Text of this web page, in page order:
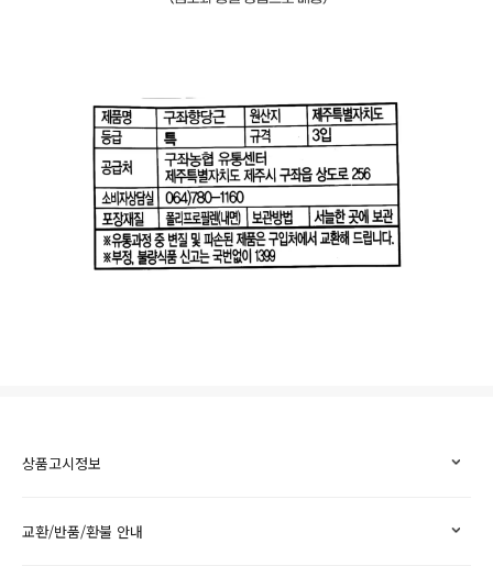
상품고시정보
교환/반품/환불 안내